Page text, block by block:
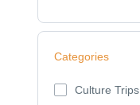
Categories
Culture Trips